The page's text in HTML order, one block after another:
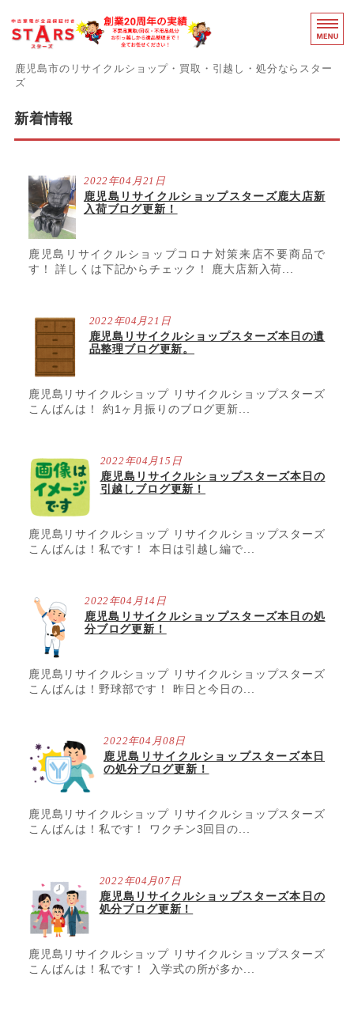
鹿児島の
鹿児島市のリサイクルショップ・買取・引越し・処分ならスター
ズ
スターズの誇りと強み
事務用品買取中
感染症対策
お問い合わせ
新着情報
2022年04月21日
鹿児島リサイクルショップスターズ鹿大店新
入荷ブログ更新！
鹿児島リサイクルショップコロナ対策来店不要商品で
す！ 詳しくは下記からチェック！ 鹿大店新入荷...
2022年04月21日
鹿児島リサイクルショップスターズ本日の遺
品整理ブログ更新。
鹿児島リサイクルショップ リサイクルショップスターズ
こんばんは！ 約1ヶ月振りのブログ更新...
2022年04月15日
鹿児島リサイクルショップスターズ本日の
引越しブログ更新！
鹿児島リサイクルショップ リサイクルショップスターズ
こんばんは！私です！ 本日は引越し編で...
2022年04月14日
鹿児島リサイクルショップスターズ本日の処
分ブログ更新！
鹿児島リサイクルショップ リサイクルショップスターズ
こんばんは！野球部です！ 昨日と今日の...
2022年04月08日
鹿児島リサイクルショップスターズ本日
の処分ブログ更新！
鹿児島リサイクルショップ リサイクルショップスターズ
こんばんは！私です！ ワクチン3回目の...
2022年04月07日
鹿児島リサイクルショップスターズ本日の
処分ブログ更新！
鹿児島リサイクルショップ リサイクルショップスターズ
こんばんは！私です！ 入学式の所が多か...